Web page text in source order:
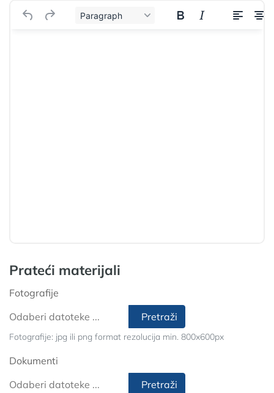
Paragraph
Prateći materijali
Fotografije
Pretraži
Fotografije: jpg ili png format rezolucija min. 800x600px
Dokumenti
Pretraži